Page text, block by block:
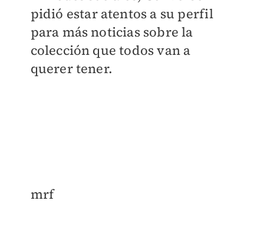
pidió estar atentos a su perfil
para más noticias sobre la
colección que todos van a
querer tener.
mrf